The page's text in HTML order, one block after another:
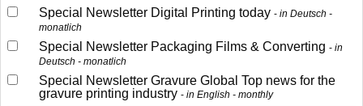
Special Newsletter Digital Printing today
in Deutsch -
monatlich
Special Newsletter Packaging Films & Converting
in
Deutsch - monatlich
Special Newsletter Gravure Global Top news for the
gravure printing industry
in English - monthly